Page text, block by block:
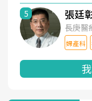
5 張廷
長庚醫
婦產科